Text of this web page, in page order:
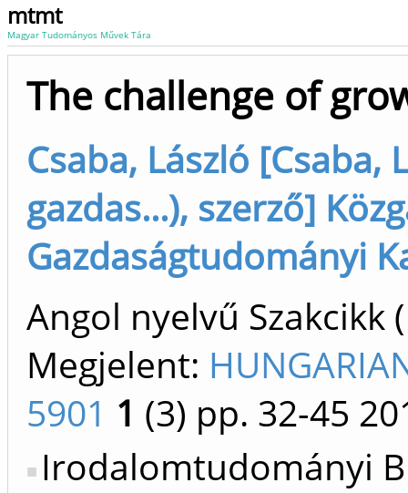
mtmt
Magyar Tudományos Művek Tára
The challenge of
Csaba, László [Csaba,
gazdas...), szerző]
Gazdaságtudományi
Angol nyelvű
Megjelent:
5901 1 (3) pp. 32-45
Irodalomtudományi